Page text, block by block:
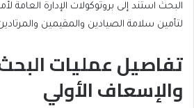
البحث استند إلى بروتوكولات الإدارة العامة
لتأمين سلامة الصيادين والمقيمين
تفاصيل عمليات البحث
والإسعاف الأولي